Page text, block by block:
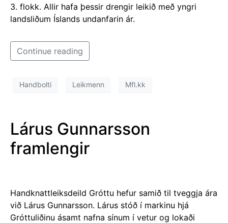
3. flokk. Allir hafa þessir drengir leikið með yngri
landsliðum Íslands undanfarin ár.
Continue reading
Handbolti Leikmenn Mfl.kk
Lárus Gunnarsson
framlengir
Handknattleiksdeild Gróttu hefur samið til tveggja ára
við Lárus Gunnarsson. Lárus stóð í markinu hjá
Gróttuliðinu ásamt nafna sínum í vetur og lokaði